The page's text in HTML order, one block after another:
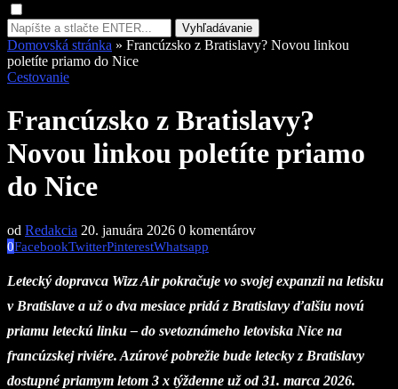
Vyhľadávanie
Domovská stránka » Francúzsko z Bratislavy? Novou linkou
poletíte priamo do Nice
Cestovanie
Francúzsko z Bratislavy?
Novou linkou poletíte priamo
do Nice
od Redakcia 20. januára 2026 0 komentárov
0FacebookTwitterPinterestWhatsapp
Letecký dopravca Wizz Air pokračuje vo svojej expanzii na letisku
v Bratislave a už o dva mesiace pridá z Bratislavy ďalšiu novú
priamu leteckú linku – do svetoznámeho letoviska Nice na
francúzskej riviére. Azúrové pobrežie bude letecky z Bratislavy
dostupné priamym letom 3 x týždenne už od 31. marca 2026.